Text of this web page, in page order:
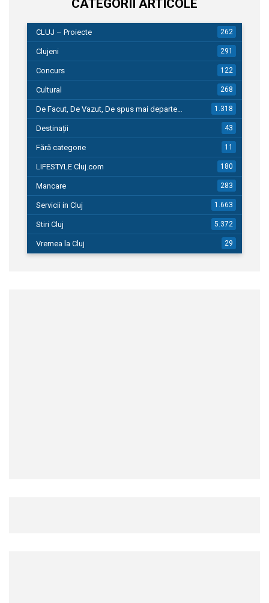
CATEGORII ARTICOLE
CLUJ – Proiecte 262
Clujeni 291
Concurs 122
Cultural 268
De Facut, De Vazut, De spus mai departe… 1.318
Destinații 43
Fără categorie 11
LIFESTYLE Cluj.com 180
Mancare 283
Servicii in Cluj 1.663
Stiri Cluj 5.372
Vremea la Cluj 29